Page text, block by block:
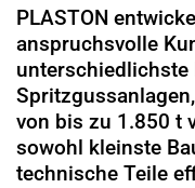
PLASTON
anspruchsvolle
unterschiedlichste
von bis zu 1.850 t
sowohl kleinste
technische Teile